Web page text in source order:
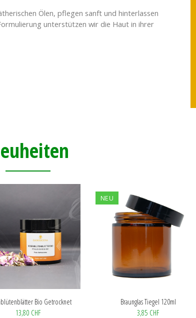
Ölen, pflegen sanft und hinterlassen
unterstützen wir die Haut in ihrer
Bio Getrocknet
13,80 CHF
NEU
Braunglas Tiegel 120ml
3,85 CHF